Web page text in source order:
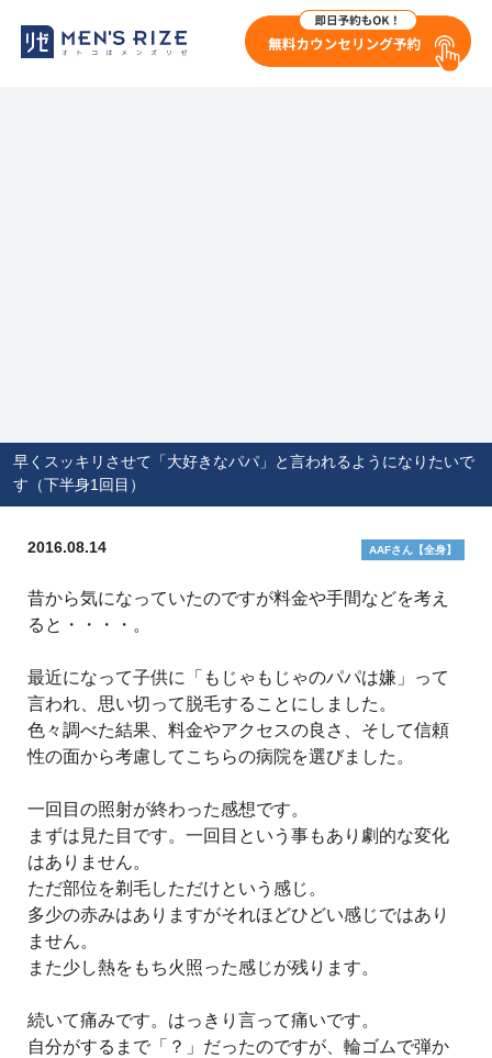
早くスッキリさせて「大好きなパパ」と言われるようになりたいで
す（下半身1回目）
2016.08.14 AAFさん【全身】
昔から気になっていたのですが料金や手間などを考え
ると・・・・。
最近になって子供に「もじゃもじゃのパパは嫌」って
言われ、思い切って脱毛することにしました。
色々調べた結果、料金やアクセスの良さ、そして信頼
性の面から考慮してこちらの病院を選びました。
一回目の照射が終わった感想です。
まずは見た目です。一回目という事もあり劇的な変化
はありません。
ただ部位を剃毛しただけという感じ。
多少の赤みはありますがそれほどひどい感じではあり
ません。
また少し熱をもち火照った感じが残ります。
続いて痛みです。はっきり言って痛いです。
自分がするまで「？」だったのですが、輪ゴムで弾か